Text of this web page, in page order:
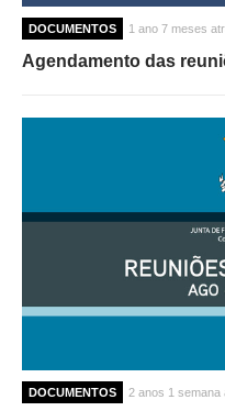
DOCUMENTOS 1 ano 7 meses
Agendamento das
DOCUMENTOS 2 anos 1 semana